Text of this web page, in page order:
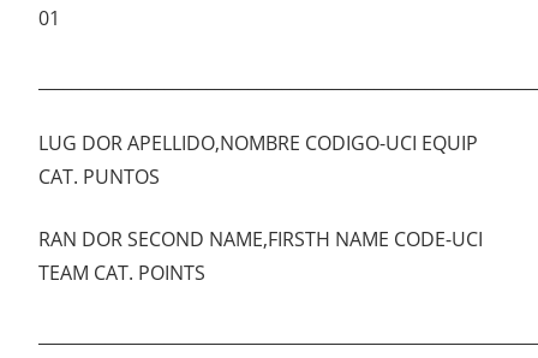
01
LUG DOR APELLIDO,NOMBRE CODIGO-UCI EQUIP
CAT. PUNTOS
RAN DOR SECOND NAME,FIRSTH NAME CODE-UCI
TEAM CAT. POINTS